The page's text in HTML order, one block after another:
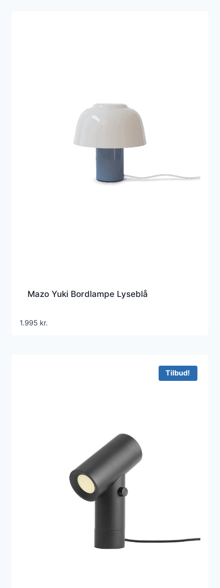
Mazo Yuki Bordlampe Lyseblå
1.995 kr.
Tilbud!